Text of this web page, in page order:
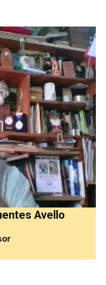
Avello